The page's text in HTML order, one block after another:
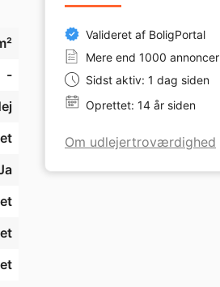
-
Valideret af BoligPortal
Mere end 1000 annoncer
Sidst aktiv: 1 dag siden
Oprettet: 14 år siden
Om udlejertroværdighed